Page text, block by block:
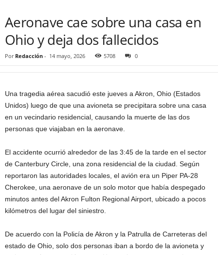
Aeronave cae sobre una casa en
Ohio y deja dos fallecidos
Por Redacción - 14 mayo, 2026 5708 0
Una tragedia aérea sacudió este jueves a Akron, Ohio (Estados
Unidos) luego de que una avioneta se precipitara sobre una casa
en un vecindario residencial, causando la muerte de las dos
personas que viajaban en la aeronave.
El accidente ocurrió alrededor de las 3:45 de la tarde en el sector
de Canterbury Circle, una zona residencial de la ciudad. Según
reportaron las autoridades locales, el avión era un Piper PA-28
Cherokee, una aeronave de un solo motor que había despegado
minutos antes del Akron Fulton Regional Airport, ubicado a pocos
kilómetros del lugar del siniestro.
De acuerdo con la Policía de Akron y la Patrulla de Carreteras del
estado de Ohio, solo dos personas iban a bordo de la avioneta y